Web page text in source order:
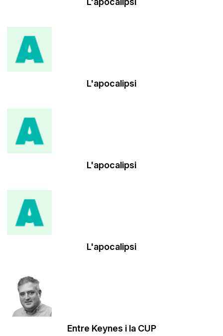
L'apocalipsi
L'apocalipsi
L'apocalipsi
Entre Keynes i la CUP